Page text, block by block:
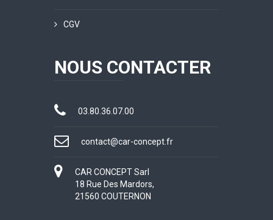
CGV
NOUS CONTACTER
03.80.36.07.00
contact@car-concept.fr
CAR CONCEPT Sarl
18 Rue Des Mardors,
21560 COUTERNON